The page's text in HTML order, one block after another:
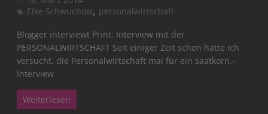
Elke Schwuchow, personalwirtschaft
Blogger interviewt Print: Interview mit der
PERSONALWIRTSCHAFT Seit einiger Zeit schon hatte ich
versucht, die Personalwirtschaft mal für ein saatkorn.-
Interview
Weiterlesen